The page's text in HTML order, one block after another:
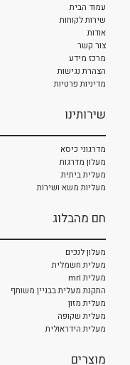
עמוד הבית
שירות לקוחות
אודות
צור קשר
מרכז מידע
הצהרת נגישות
מדיניות פרטיות
שירותינו
מדרגוני כיסא
מעלון מדרגות
מעלית ביתית
מעליות משא ושירות
חם מהבלוג
מעלון לנכים
מעלית חשמלית
מעלית mrl
התקנת מעלית בבניין משותף
מעלית מזון
מעלית שקופה
מעלית הידראולית
מוצרים